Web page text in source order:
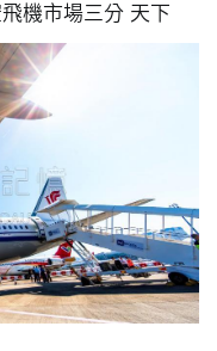
機市場三分 天下